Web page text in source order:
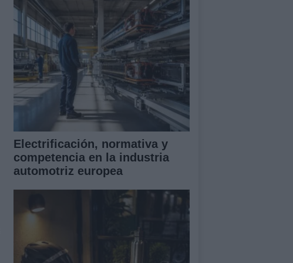
Electrificación, normativa y
competencia en la industria
automotriz europea